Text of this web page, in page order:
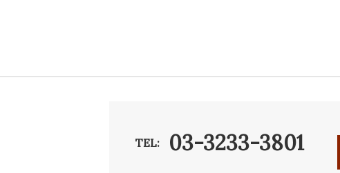
TEL: 03-3233-3801